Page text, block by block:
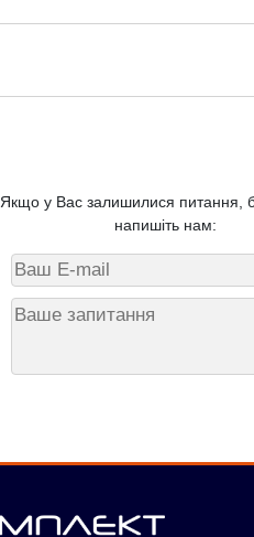
Якщо у Вас залишилися питання,
напишіть нам: